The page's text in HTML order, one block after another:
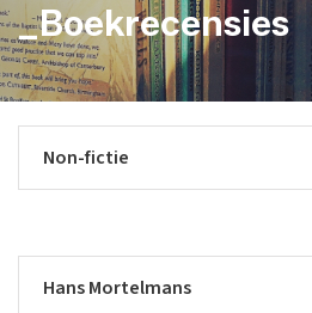
_Boekrecensies